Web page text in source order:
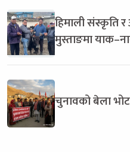
हिमाली संस्कृति र
मुस्ताङमा
चुनावको बेला